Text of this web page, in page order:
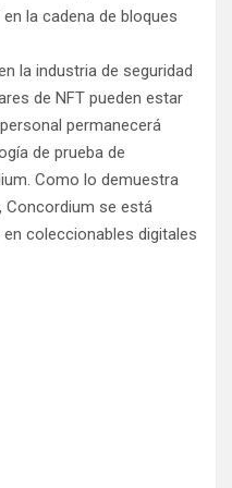
la cadena de bloques
la industria de seguridad
de NFT pueden estar
permanecerá
de prueba de
Como lo demuestra
Concordium se está
coleccionables digitales